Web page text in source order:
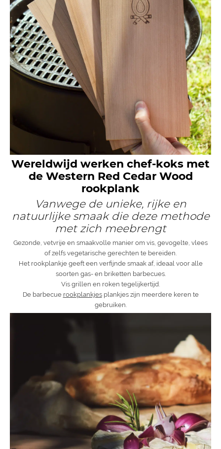
Wereldwijd werken chef-koks met
de Western Red Cedar Wood
rookplank
Vanwege de unieke, rijke en
natuurlijke smaak die deze methode
met zich meebrengt
Gezonde, vetvrije en smaakvolle manier om vis, gevogelte, vlees
of zelfs vegetarische gerechten te bereiden.
Het rookplankje geeft een verfijnde smaak af, ideaal voor alle
soorten gas- en briketten barbecues.
Vis grillen en roken tegelijkertijd.
De barbecue rookplankjesplankjes zijn meerdere keren te
gebruiken.